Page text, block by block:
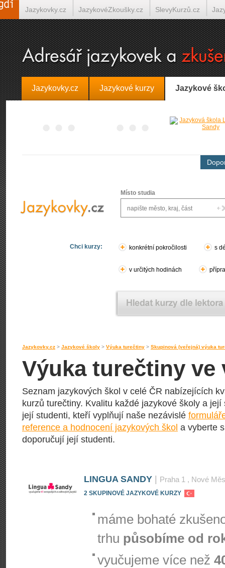
Jazykovky.cz Jazykové kurzy Jazykové
Místo studia
Chci kurzy: konkrétní pokročilosti s
v určitých hodinách
Jazykovky.cz > Jazykové školy > Výuka turečtiny > Skupinová (veřejná) výuka
Výuka turečtiny ve
Seznam jazykových škol v celé ČR nabízejících
kurzů turečtiny. Kvalitu každé jazykové školy a
její studenti, kteří vyplňují naše nezávislé
reference a hodnocení jazykových škol a vyberte
doporučují její studenti.
LINGUA SANDY Praha 1 , Nové
2 SKUPINOVÉ JAZYKOVÉ KURZY
máme bohaté
trhu působíme od
vyučujeme více než
Jazykovky.cz JazykovéZkoušky.cz SlevyKurzů.cz
Španělština on-line Italština on-line Tlumočení-